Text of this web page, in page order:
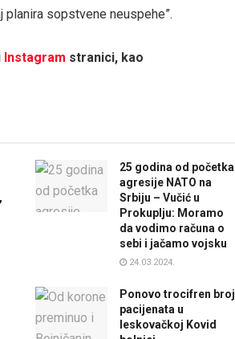
planira sopstvene neuspehe”.
Instagram stranici, kao
25 godina od početka
agresije NATO na
Srbiju – Vučić u
Prokuplju: Moramo
da vodimo računa o
sebi i jačamo vojsku
24.03.2024.
Ponovo trocifren broj
pacijenata u
leskovačkoj Kovid